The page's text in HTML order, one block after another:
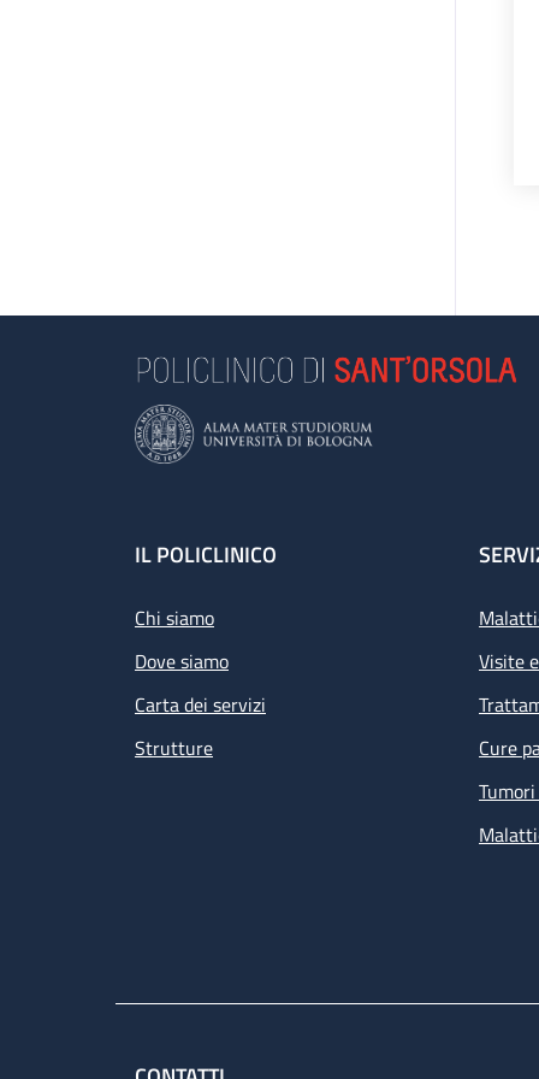
Footer
IL POLICLINICO
Chi siamo
Dove siamo
Carta dei servizi
Strutture
Visite
Cure